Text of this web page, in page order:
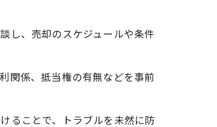
し、売却のスケジュールや条件
関係、抵当権の有無などを事前
ることで、トラブルを未然に防